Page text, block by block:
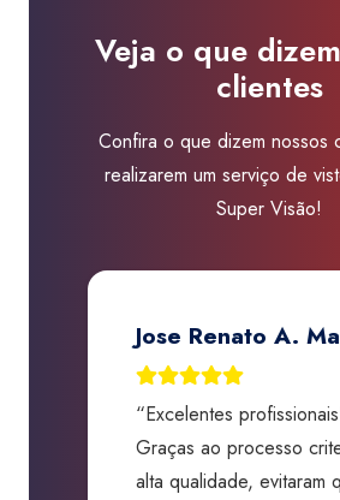
IndaiatubaVeja o que
clientes
Confira o que dizem nossos
realizarem um serviço de
Super Visão!
Jose Renato A.
“Excelentes
Graças ao processo
alta qualidade, evitaram